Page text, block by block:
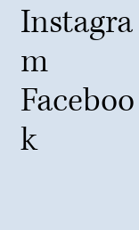
Instagra
m
Faceboo
k